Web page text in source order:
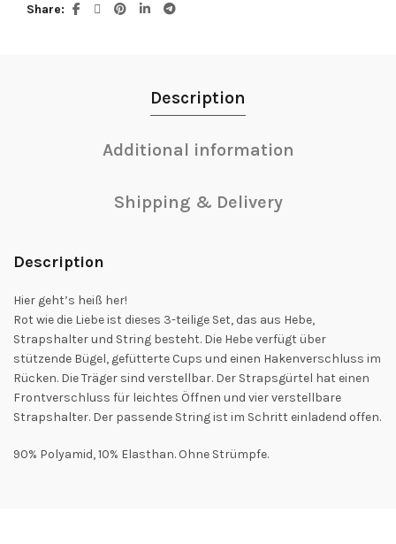
Share
Description
Additional information
Shipping & Delivery
Description
Hier geht’s heiß her!
Rot wie die Liebe ist dieses 3-teilige Set, das aus Hebe,
Strapshalter und String besteht. Die Hebe verfügt über
stützende Bügel, gefütterte Cups und einen Hakenverschluss im
Rücken. Die Träger sind verstellbar. Der Strapsgürtel hat einen
Frontverschluss für leichtes Öffnen und vier verstellbare
Strapshalter. Der passende String ist im Schritt einladend offen.
90% Polyamid, 10% Elasthan. Ohne Strümpfe.